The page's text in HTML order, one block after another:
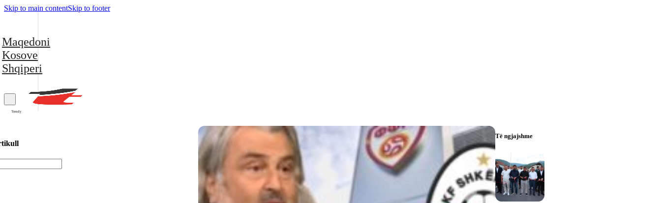
Skip to main contentSkip to footer
Maqedoni
Kosove
Shqiperi
Trendy
Të ngjajshme